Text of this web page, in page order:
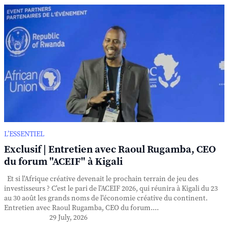
L’ESSENTIEL
Exclusif | Entretien avec Raoul Rugamba, CEO
du forum "ACEIF" à Kigali
Et si l'Afrique créative devenait le prochain terrain de jeu des
investisseurs ? C'est le pari de l'ACEIF 2026, qui réunira à Kigali du 23
au 30 août les grands noms de l'économie créative du continent.
Entretien avec Raoul Rugamba, CEO du forum....
29 July, 2026